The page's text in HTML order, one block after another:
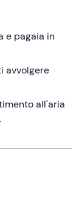
e pagaia in
avvolgere
all'aria